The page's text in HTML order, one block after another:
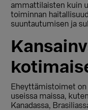
ammattilaisten kuin
toiminnan
suuntautumisen ja
Eheyttämistoimet
useissa maissa,
Kanadassa,